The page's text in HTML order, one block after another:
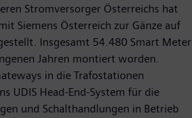
Stromversorger Österreichs hat
Siemens Österreich zur Gänze auf
Insgesamt 54.480 Smart Meter
Jahren montiert worden.
in die Trafostationen
UDIS Head-End-System für die
und Schalthandlungen in Betrieb